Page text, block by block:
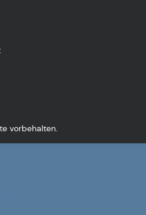
vorbehalten.